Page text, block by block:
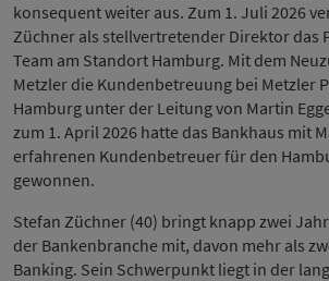
konsequent weiter aus. Zum 1. Juli 2026
Züchner als stellvertretender Direktor das
Team am Standort Hamburg. Mit dem
Metzler die Kundenbetreuung bei Metzler
Hamburg unter der Leitung von Martin
zum 1. April 2026 hatte das Bankhaus mit
erfahrenen Kundenbetreuer für den
gewonnen.
Stefan Züchner (40) bringt knapp zwei
der Bankenbranche mit, davon mehr als
Banking. Sein Schwerpunkt liegt in der